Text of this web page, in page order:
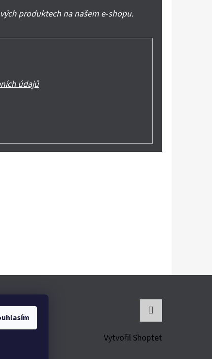
produktech na našem e-shopu.
údajů
Vytvořil Shoptet